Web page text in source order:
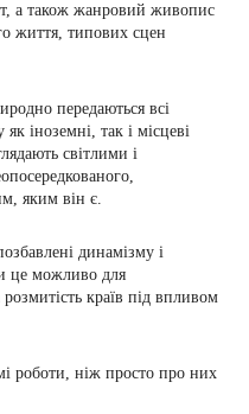
а також жанровий живопис
життя, типових сцен
передаються всі
іноземні, так і місцеві
світлими і
яким він є.
динамізму і
це можливо для
розмитість країв під впливом
роботи, ніж просто про них